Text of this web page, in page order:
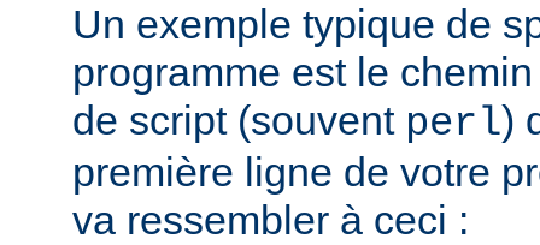
Un exemple typique de
programme est le
de script (souvent perl)
première ligne de votre
va ressembler à ceci :